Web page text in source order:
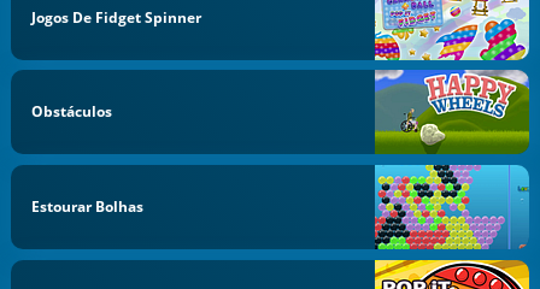
Jogos De Fidget Spinner
Obstáculos
Estourar Bolhas